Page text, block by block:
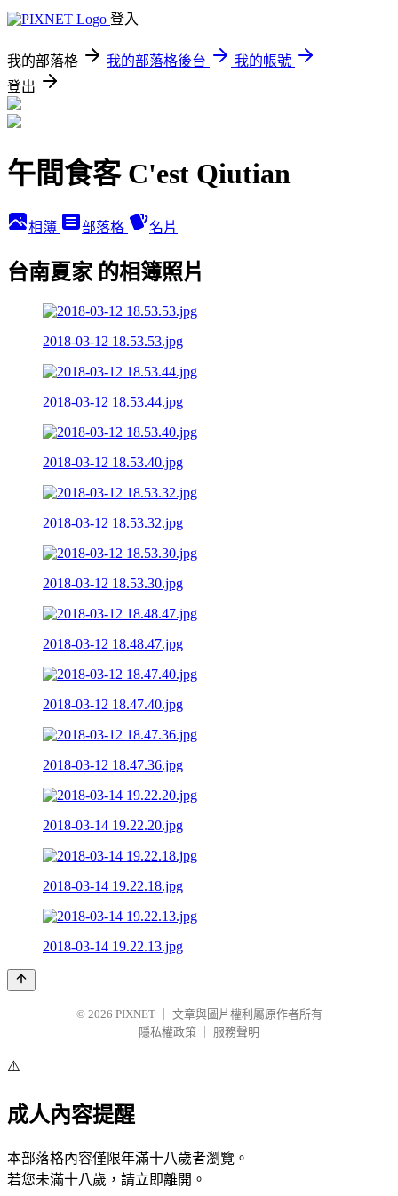
登入
我的部落格 我的部落格後台
我的帳號
登出
午間食客 C'est Qiutian
相簿 部落格 名片
台南夏家 的相簿照片
2018-03-12 18.53.53.jpg
2018-03-12 18.53.44.jpg
2018-03-12 18.53.40.jpg
2018-03-12 18.53.32.jpg
2018-03-12 18.53.30.jpg
2018-03-12 18.48.47.jpg
2018-03-12 18.47.40.jpg
2018-03-12 18.47.36.jpg
2018-03-14 19.22.20.jpg
2018-03-14 19.22.18.jpg
2018-03-14 19.22.13.jpg
© 2026 PIXNET
文章與圖片權利屬原作者所有
隱私權政策
服務聲明
⚠️
成人內容提醒
本部落格內容僅限年滿十八歲者瀏覽。
若您未滿十八歲，請立即離開。